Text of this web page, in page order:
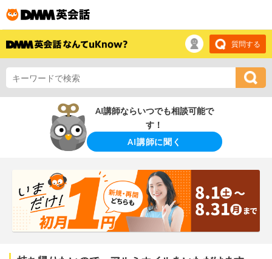
質問する
AI講師ならいつでも相談可能で
す！
AI講師に聞く